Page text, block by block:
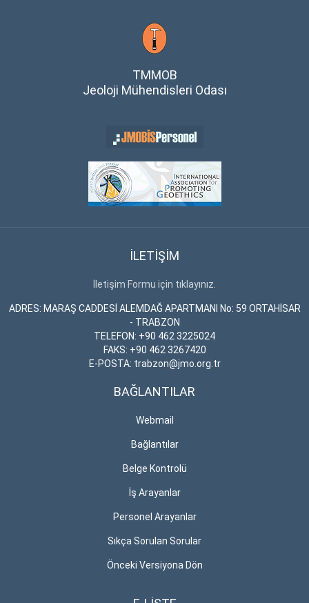
TMMOB
Jeoloji Mühendisleri Odası
İLETİŞİM
İletişim Formu için tıklayınız.
ADRES: MARAŞ CADDESİ ALEMDAĞ APARTMANI No: 59 ORTAHİSAR
- TRABZON
TELEFON: +90 462 3225024
FAKS: +90 462 3267420
E-POSTA: trabzon@jmo.org.tr
BAĞLANTILAR
Webmail
Bağlantılar
Belge Kontrolü
İş Arayanlar
Personel Arayanlar
Sıkça Sorulan Sorular
Önceki Versiyona Dön